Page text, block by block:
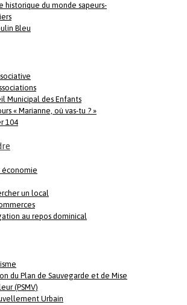
historique du monde sapeurs-
Bleu
Municipal des Enfants
« Marianne, où vas-tu ? »
104
un local
au repos dominical
du Plan de Sauvegarde et de Mise
(PSMV)
Urbain